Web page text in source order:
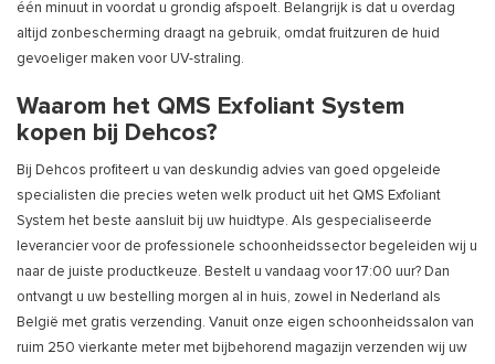
één minuut in voordat u grondig afspoelt. Belangrijk is dat u overdag
altijd zonbescherming draagt na gebruik, omdat fruitzuren de huid
gevoeliger maken voor UV-straling.
Waarom het QMS Exfoliant System
kopen bij Dehcos?
Bij Dehcos profiteert u van deskundig advies van goed opgeleide
specialisten die precies weten welk product uit het QMS Exfoliant
System het beste aansluit bij uw huidtype. Als gespecialiseerde
leverancier voor de professionele schoonheidssector begeleiden wij u
naar de juiste productkeuze. Bestelt u vandaag voor 17:00 uur? Dan
ontvangt u uw bestelling morgen al in huis, zowel in Nederland als
België met gratis verzending. Vanuit onze eigen schoonheidssalon van
ruim 250 vierkante meter met bijbehorend magazijn verzenden wij uw